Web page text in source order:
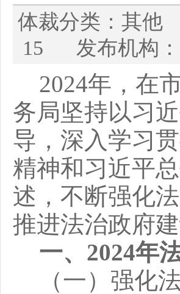
体裁分类：其
15 发布机构
2024年， 在
务局坚持以习
导，深入学习
精神和习近平
述，不断强化
推进法治政府
一、 2024年
（一）强化